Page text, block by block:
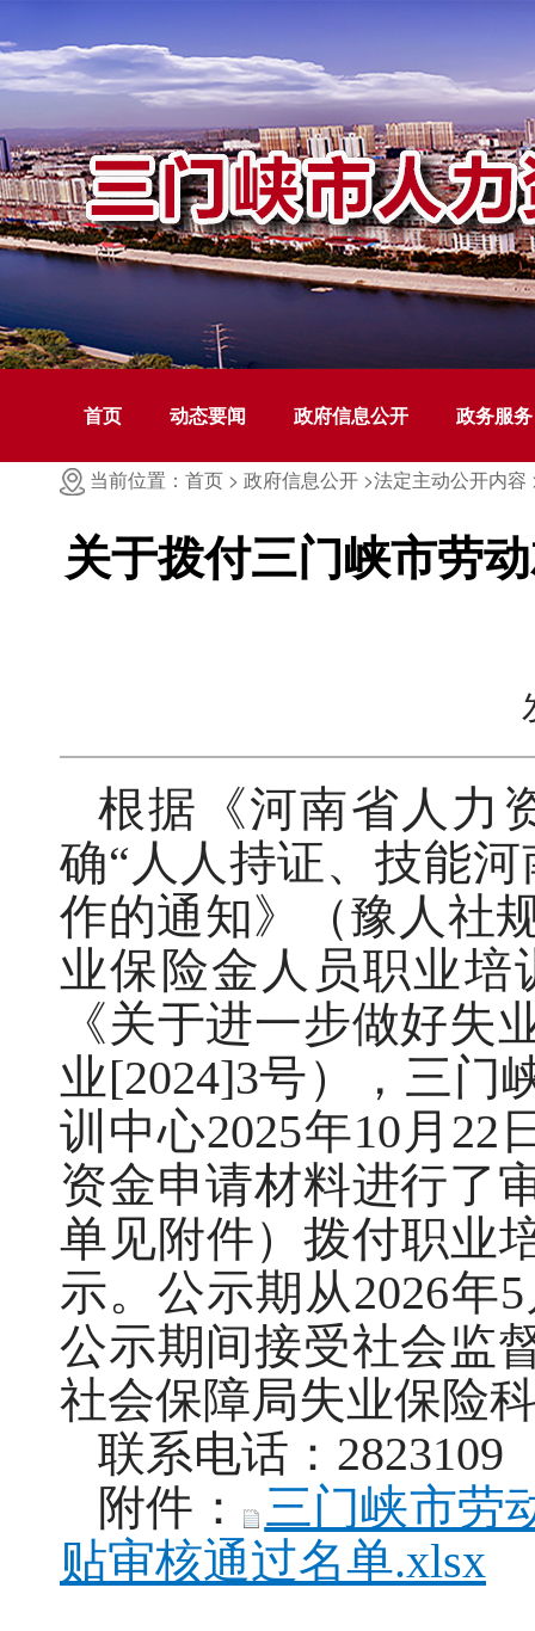
首页 动态要闻 政府信息公开 政务服务
当前位置：首页 > 政府信息公开 >法定主动公开内容
关于拨付三门峡市劳
根据《河南省人力
确“人人持证、技能
作的通知》（豫人社
业保险金人员职业培
《关于进一步做好
业[2024]3号），三门
训中心2025年10月22
资金申请材料进行了
单见附件）拨付职业
示。公示期从2026年
公示期间接受社会监
社会保障局失业保险
联系电话：
附件 ：
三门峡市劳
贴审核通过名单.xlsx